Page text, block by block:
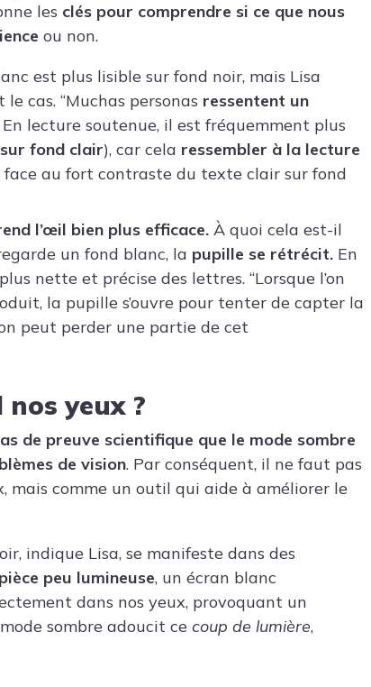
les clés pour comprendre si ce que nous
ou non.
est plus lisible sur fond noir, mais Lisa
cas. “Muchas personas ressentent un
En lecture soutenue, il est fréquemment plus
fond clair), car cela ressembler à la lecture
au fort contraste du texte clair sur fond
l’œil bien plus efficace. À quoi cela est-il
un fond blanc, la pupille se rétrécit. En
nette et précise des lettres. “Lorsque l’on
la pupille s’ouvre pour tenter de capter la
peut perder une partie de cet
yeux ?
de preuve scientifique que le mode sombre
de vision. Par conséquent, il ne faut pas
mais comme un outil qui aide à améliorer le
indique Lisa, se manifeste dans des
pièce peu lumineuse, un écran blanc
dans nos yeux, provoquant un
sombre adoucit ce coup de lumière,